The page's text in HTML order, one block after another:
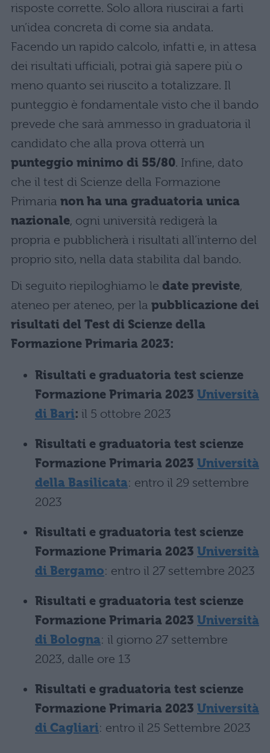
risposte corrette. Solo allora riuscirai a farti
un’idea concreta di come sia andata.
Facendo un rapido calcolo, infatti e, in attesa
dei risultati ufficiali, potrai già sapere più o
meno quanto sei riuscito a totalizzare. Il
punteggio è fondamentale visto che il bando
prevede che sarà ammesso in graduatoria il
candidato che alla prova otterrà un
punteggio minimo di 55/80. Infine, dato
che il test di Scienze della Formazione
Primaria non ha una graduatoria unica
nazionale, ogni università redigerà la
propria e pubblicherà i risultati all’interno del
proprio sito, nella data stabilita dal bando.
Di seguito riepiloghiamo le date previste,
ateneo per ateneo, per la pubblicazione dei
risultati del Test di Scienze della
Formazione Primaria 2023:
Risultati e graduatoria test scienze
Formazione Primaria 2023 Università
di Bari: il 5 ottobre 2023
Risultati e graduatoria test scienze
Formazione Primaria 2023 Università
della Basilicata: entro il 29 settembre
2023
Risultati e graduatoria test scienze
Formazione Primaria 2023 Università
di Bergamo: entro il 27 settembre 2023
Risultati e graduatoria test scienze
Formazione Primaria 2023 Università
di Bologna: il giorno 27 settembre
2023, dalle ore 13
Risultati e graduatoria test scienze
Formazione Primaria 2023 Università
di Cagliari: entro il 25 Settembre 2023